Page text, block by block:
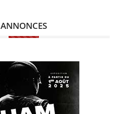
ANNONCES